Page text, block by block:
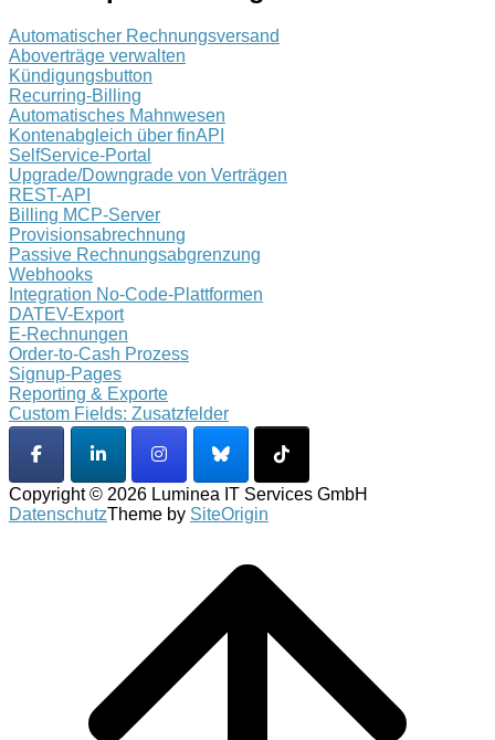
Automatischer Rechnungsversand
Aboverträge verwalten
Kündigungsbutton
Recurring-Billing
Automatisches Mahnwesen
Kontenabgleich über finAPI
SelfService-Portal
Upgrade/Downgrade von Verträgen
REST-API
Billing MCP-Server
Provisionsabrechnung
Passive Rechnungsabgrenzung
Webhooks
Integration No-Code-Plattformen
DATEV-Export
E-Rechnungen
Order-to-Cash Prozess
Signup-Pages
Reporting & Exporte
Custom Fields: Zusatzfelder
Copyright © 2026 Luminea IT Services GmbH
DatenschutzTheme by SiteOrigin